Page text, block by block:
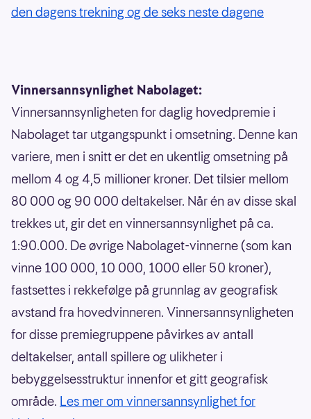
den dagens trekning og de seks neste dagene
Vinnersannsynlighet Nabolaget:
Vinnersannsynligheten for daglig hovedpremie i
Nabolaget tar utgangspunkt i omsetning. Denne kan
variere, men i snitt er det en ukentlig omsetning på
mellom 4 og 4,5 millioner kroner. Det tilsier mellom
80 000 og 90 000 deltakelser. Når én av disse skal
trekkes ut, gir det en vinnersannsynlighet på ca.
1:90.000. De øvrige Nabolaget-vinnerne (som kan
vinne 100 000, 10 000, 1000 eller 50 kroner),
fastsettes i rekkefølge på grunnlag av geografisk
avstand fra hovedvinneren. Vinnersannsynligheten
for disse premiegruppene påvirkes av antall
deltakelser, antall spillere og ulikheter i
bebyggelsesstruktur innenfor et gitt geografisk
område. Les mer om vinnersannsynlighet for